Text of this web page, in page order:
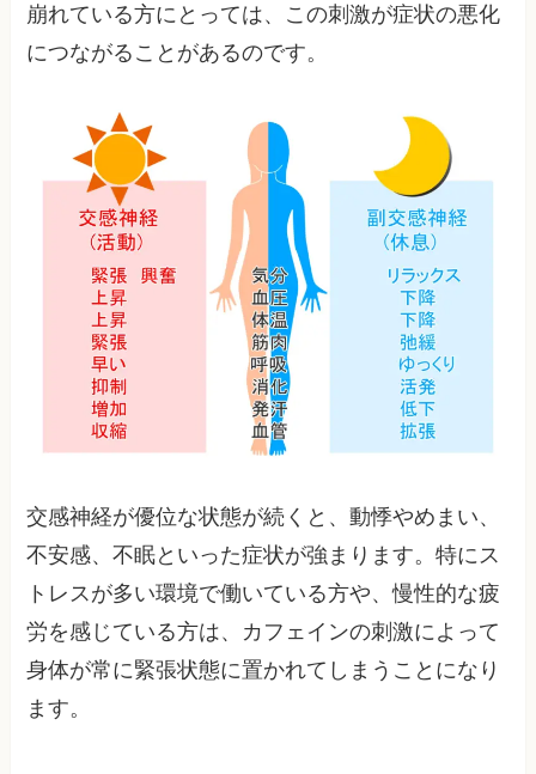
崩れている方にとっては、この刺激が症状の悪化
につながることがあるのです。
交感神経が優位な状態が続くと、動悸やめまい、
不安感、不眠といった症状が強まります。特にス
トレスが多い環境で働いている方や、慢性的な疲
労を感じている方は、カフェインの刺激によって
身体が常に緊張状態に置かれてしまうことになり
ます。